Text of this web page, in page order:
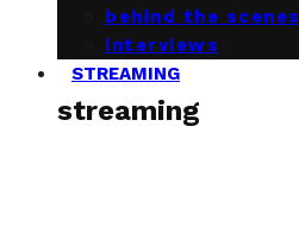
behind the scenes
interviews
STREAMING
streaming